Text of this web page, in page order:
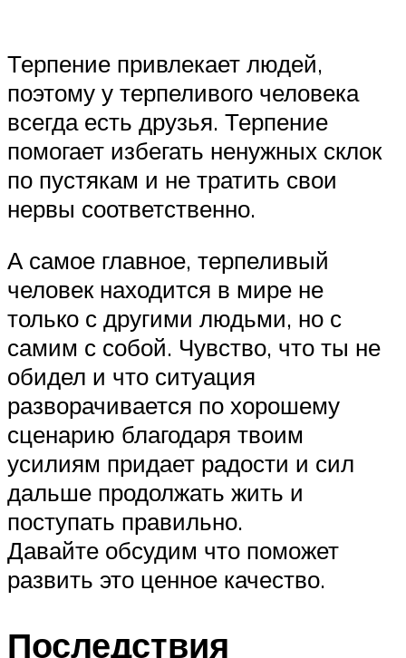
Терпение привлекает людей,
поэтому у терпеливого человека
всегда есть друзья. Терпение
помогает избегать ненужных склок
по пустякам и не тратить свои
нервы соответственно.
А самое главное, терпеливый
человек находится в мире не
только с другими людьми, но с
самим с собой. Чувство, что ты не
обидел и что ситуация
разворачивается по хорошему
сценарию благодаря твоим
усилиям придает радости и сил
дальше продолжать жить и
поступать правильно.
Давайте обсудим что поможет
развить это ценное качество.
Последствия